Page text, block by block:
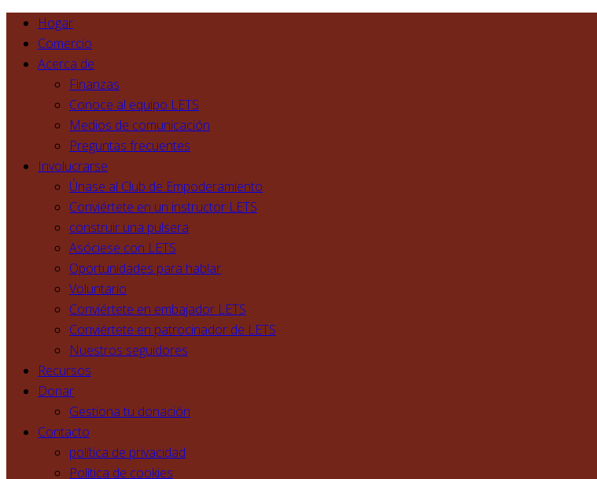
Hogar
Comercio
Acerca de
Finanzas
Conoce al equipo LETS
Medios de comunicación
Preguntas frecuentes
Involucrarse
Únase al Club de Empoderamiento
Conviértete en un instructor LETS
construir una pulsera
Asóciese con LETS
Oportunidades para hablar
Voluntario
Conviértete en embajador LETS
Conviértete en patrocinador de LETS
Nuestros seguidores
Recursos
Donar
Gestiona tu donación
Contacto
política de privacidad
Política de cookies